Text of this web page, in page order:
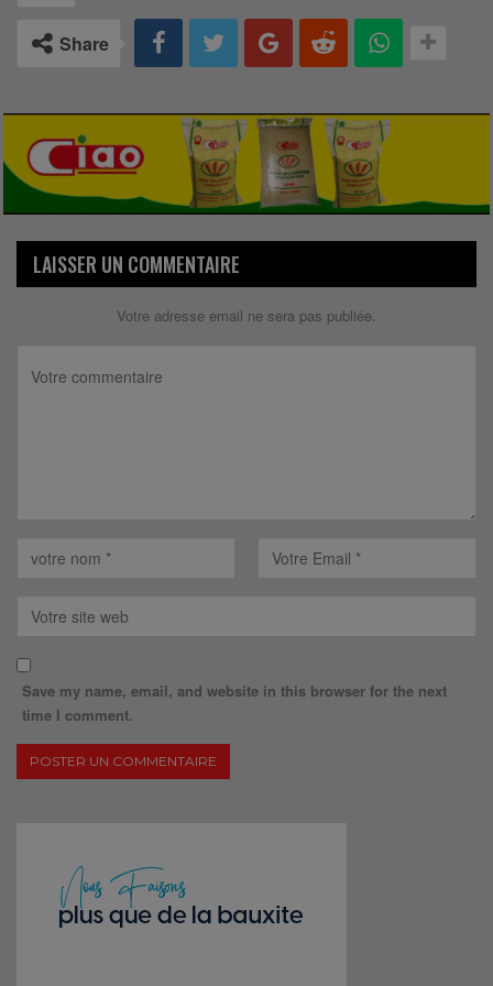
Share
LAISSER UN COMMENTAIRE
Votre adresse email ne sera pas publiée.
Save my name, email, and website in this browser for the next
time I comment.